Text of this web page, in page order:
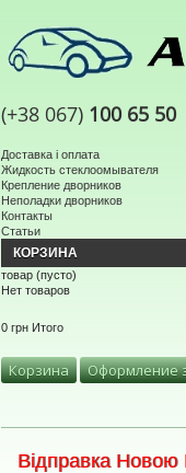
(+38 067) 100 65 50
Доставка і оплата
Жидкость стеклоомывателя
Крепление дворников
Неполадки дворников
Контакты
Статьи
КОРЗИНА
товар (пусто)
Нет товаров
0 грн Итого
Корзина Оформление
Відправка Новою